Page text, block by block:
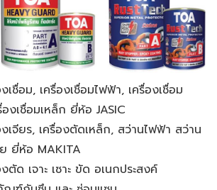
เชื่อม, เครื่องเชื่อมไฟฟ้า, เครื่องเชื่อม
งเชื่อมเหล็ก ยี่ห้อ JASIC
เจียร, เครื่องตัดเหล็ก, สว่านไฟฟ้า สว่าน
ยี่ห้อ MAKITA
ตัด เจาะ เซาะ ขัด อเนกประสงค์